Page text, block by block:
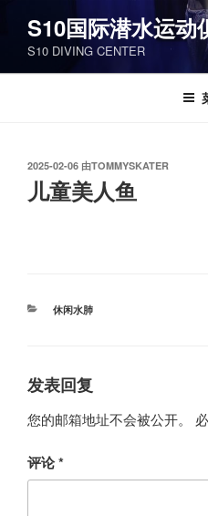
容
S10国际潜水运动
S10 DIVING CENTER
发
布
于
2025-02-06 由TOMMYSKATER
儿童美人鱼
分
休闲水肺
发表回复
您的邮箱地址不会被公开。
评论*